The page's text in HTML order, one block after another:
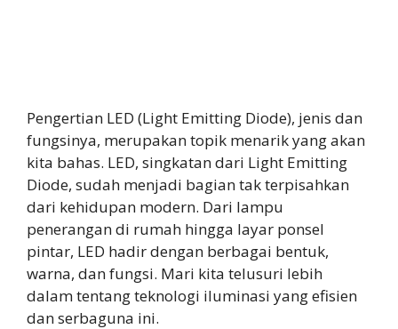
Pengertian LED (Light Emitting Diode), jenis dan
fungsinya, merupakan topik menarik yang akan
kita bahas. LED, singkatan dari Light Emitting
Diode, sudah menjadi bagian tak terpisahkan
dari kehidupan modern. Dari lampu
penerangan di rumah hingga layar ponsel
pintar, LED hadir dengan berbagai bentuk,
warna, dan fungsi. Mari kita telusuri lebih
dalam tentang teknologi iluminasi yang efisien
dan serbaguna ini.